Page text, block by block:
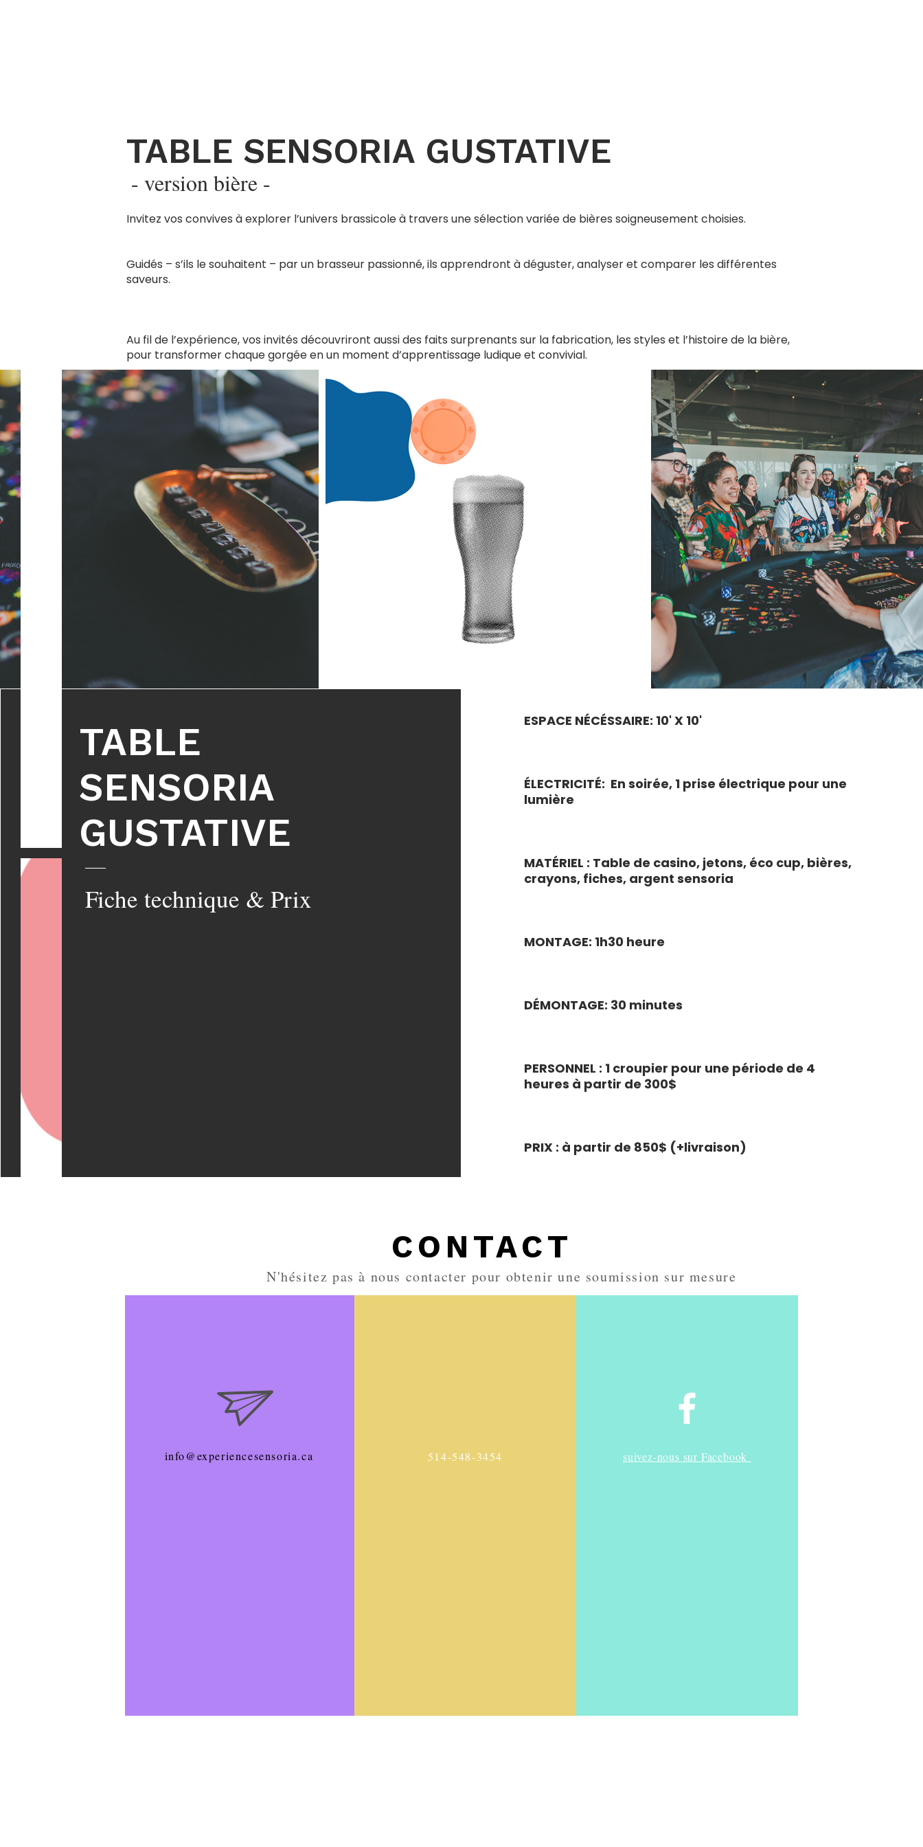
- version bière -
TABLE SENSORIA GUSTATIVE
Invitez vos convives à explorer l’univers brassicole à travers une sélection variée de bières soigneusement choisies.
Guidés – s’ils le souhaitent – par un brasseur passionné, ils apprendront à déguster, analyser et comparer les différentes
saveurs.
Au fil de l’expérience, vos invités découvriront aussi des faits surprenants sur la fabrication, les styles et l’histoire de la bière,
pour transformer chaque gorgée en un moment d’apprentissage ludique et convivial.
TABLE
SENSORIA
GUSTATIVE
Fiche technique & Prix
ESPACE NÉCÉSSAIRE: 10' X 10'
ÉLECTRICITÉ: En soirée, 1 prise électrique pour une
lumière​
MATÉRIEL : Table de casino, jetons, éco cup, bières,
crayons, fiches, argent sensoria
MONTAGE: 1h30 heure
DÉMONTAGE: 30 minutes
PERSONNEL : 1 croupier pour une période de 4
heures à partir de 300$
PRIX : à partir de 850$ (+livraison)
CONTACT
N'hésitez pas à nous contacter pour obtenir une soumission sur mesure
info@experiencesensoria.ca 514-548-3454 suivez-nous sur Facebook